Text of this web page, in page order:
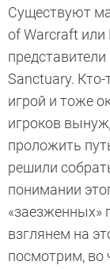
Существуют
of Warcraft или
Sanctuary.
игрой и тоже
игроков
проложить
решили
понимании
«заезженных»
взглянем на
посмотрим, во